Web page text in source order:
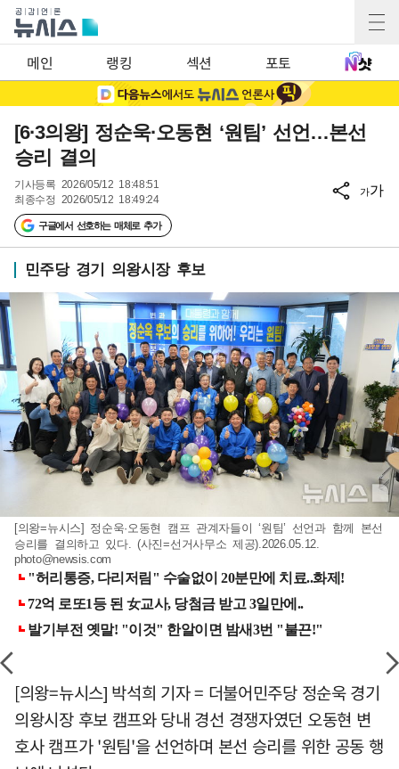
메인 랭킹 섹션 포토
[6·3의왕] 정순욱·오동현 ‘원팀’ 선언…본선
승리 결의
기사등록 2026/05/12 18:48:51
최종수정 2026/05/12 18:49:24
구글에서 선호하는 매체로 추가
가가
민주당 경기 의왕시장 후보
[의왕=뉴시스] 정순욱·오동현 캠프 관계자들이 ‘원팀’ 선언과 함께 본선
승리를 결의하고 있다. (사진=선거사무소 제공).2026.05.12.
photo@newsis.com
[의왕=뉴시스] 박석희 기자 = 더불어민주당 정순욱 경기
의왕시장 후보 캠프와 당내 경선 경쟁자였던 오동현 변
호사 캠프가 '원팀'을 선언하며 본선 승리를 위한 공동 행